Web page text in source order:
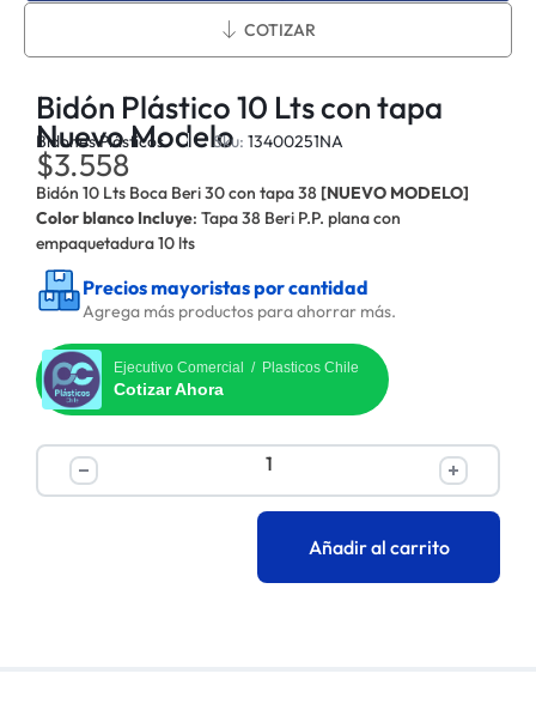
COTIZAR
Bidón Plástico 10 Lts con tapa
Nuevo Modelo
Bidones Plásticos Sku: 13400251NA
$3.558
Bidón 10 Lts Boca Beri 30 con tapa 38 [NUEVO MODELO]
Color blanco Incluye: Tapa 38 Beri P.P. plana con
empaquetadura 10 lts
Precios mayoristas por cantidad
Agrega más productos para ahorrar más.
Ejecutivo Comercial / Plasticos Chile
Cotizar Ahora
Añadir al carrito